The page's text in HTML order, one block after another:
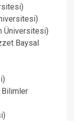
Üniversitesi)
Baysal
Bilimler